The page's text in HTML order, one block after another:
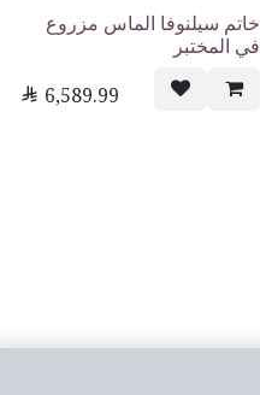
خاتم سيلنوفا الماس مزروع
في المختبر
 6,589.99